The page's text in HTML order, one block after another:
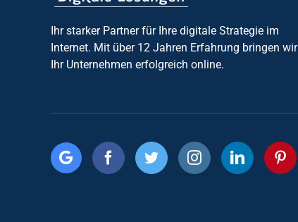
Ihr starker Partner für Ihre digitale Strategie im
Internet. Mit über 12 Jahren Erfahrung bringen wir
Ihr Unternehmen erfolgreich online.